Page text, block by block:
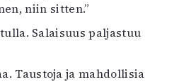
niin sitten.”
Salaisuus paljastuu
Taustoja ja mahdollisia